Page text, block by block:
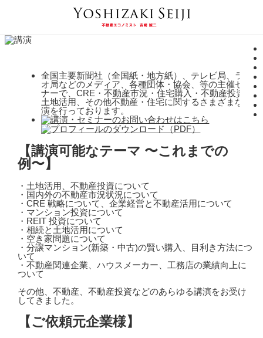
全国主要新聞社（全国紙・地方紙）、テレビ局、ラジ
オ局などのメディア、各種団体・協会、等の主催セミ
ナーで、CRE・不動産市況・住宅購入・不動産投資・
土地活用、その他不動産・住宅に関するさまざまな講
演を行っております。
【講演可能なテーマ 〜これまでの
例〜】
・土地活用、不動産投資について
・国内外の不動産市況状況について
・CRE 戦略について、企業経営と不動産活用について
・マンション投資について
・REIT 投資について
・相続と土地活用について
・空き家問題について
・分譲マンション(新築・中古)の賢い購入、目利き方法につ
いて
・不動産関連企業、ハウスメーカー、工務店の業績向上に
ついて
その他、不動産、不動産投資などのあらゆる講演をお受け
してきました。
【ご依頼元企業様】